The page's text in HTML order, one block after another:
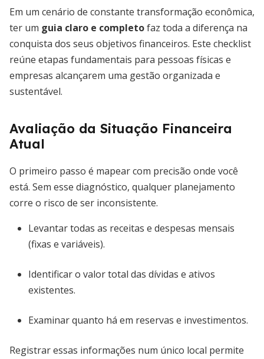
Em um cenário de constante transformação econômica,
ter um guia claro e completofaz toda a diferença na
conquista dos seus objetivos financeiros. Este checklist
reúne etapas fundamentais para pessoas físicas e
empresas alcançarem uma gestão organizada e
sustentável.
Avaliação da Situação Financeira
Atual
O primeiro passo é mapear com precisão onde você
está. Sem esse diagnóstico, qualquer planejamento
corre o risco de ser inconsistente.
Levantar todas as receitas e despesas mensais
(fixas e variáveis).
Identificar o valor total das dívidas e ativos
existentes.
Examinar quanto há em reservas e investimentos.
Registrar essas informações num único local permite